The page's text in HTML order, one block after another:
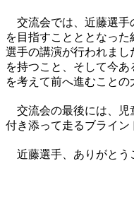
交流会では、近藤選手
を目指すことととなっ
選手の講演が行われま
を持つこと、そして今
を考えて前へ進むことの
交流会の最後には、児
付き添って走るブライン
近藤選手、ありがとう